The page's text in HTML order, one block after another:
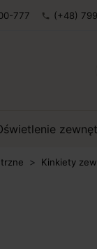
777 phone (+48)
Kinkiety